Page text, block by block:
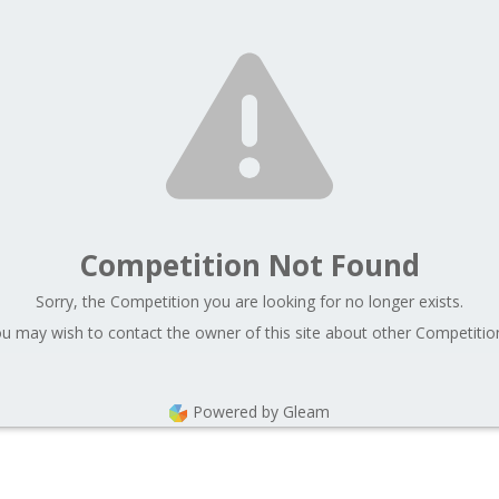
Competition Not Found
Sorry, the Competition you are looking for no longer exists.
may wish to contact the owner of this site about other
Powered by Gleam